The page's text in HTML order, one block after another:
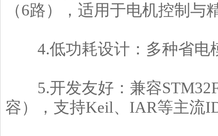
（6路），适用于电机控制与
4.低功耗设计：多种省电
5.开发友好：兼容
容），支持Keil、IAR等主流